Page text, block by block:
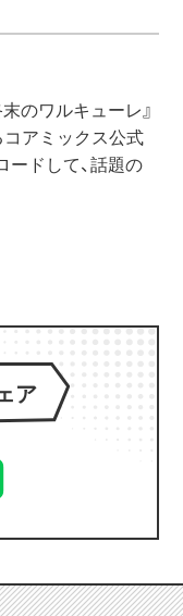
末のワルキューレ』
コアミックス公式
ードして、話題の
ア